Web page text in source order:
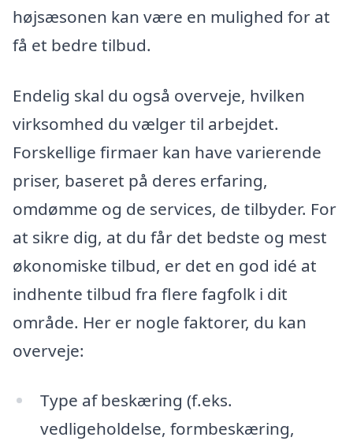
højsæsonen kan være en mulighed for at
få et bedre tilbud.
Endelig skal du også overveje, hvilken
virksomhed du vælger til arbejdet.
Forskellige firmaer kan have varierende
priser, baseret på deres erfaring,
omdømme og de services, de tilbyder. For
at sikre dig, at du får det bedste og mest
økonomiske tilbud, er det en god idé at
indhente tilbud fra flere fagfolk i dit
område. Her er nogle faktorer, du kan
overveje:
Type af beskæring (f.eks.
vedligeholdelse, formbeskæring,